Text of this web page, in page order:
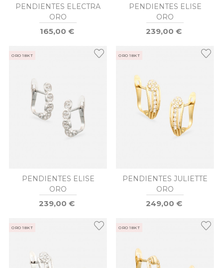
PENDIENTES ELECTRA
ORO
165,00 €
PENDIENTES ELISE
ORO
239,00 €
ORO 18KT
PENDIENTES ELISE
ORO
239,00 €
ORO 18KT
PENDIENTES JULIETTE
ORO
249,00 €
ORO 18KT ORO 18KT